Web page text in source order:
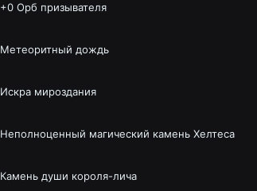
+0 Орб призывателя
Метеоритный дождь
Искра мироздания
Неполноценный магический камень Хелтеса
Камень души короля-лича